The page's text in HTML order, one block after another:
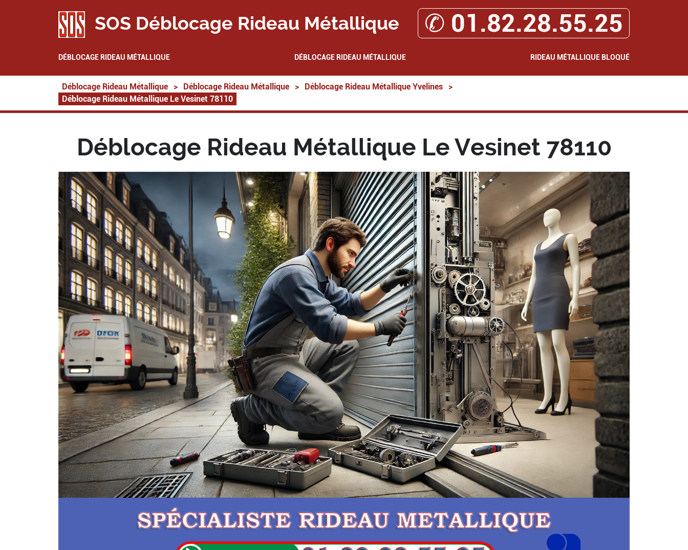
SOS Déblocage Rideau Métallique ✆ 01.82.28.55.25
DÉBLOCAGE RIDEAU MÉTALLIQUE DÉBLOCAGE RIDEAU MÉTALLIQUE RIDEAU MÉTALLIQUE BLOQUÉ
Déblocage Rideau Métallique > Déblocage Rideau Métallique > Déblocage Rideau Métallique Yvelines
>
Déblocage Rideau Métallique Le Vesinet 78110
Déblocage Rideau Métallique Le Vesinet 78110